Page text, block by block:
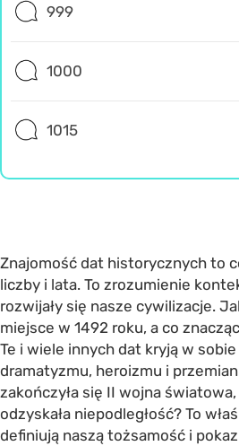
999
1000
1015
Znajomość dat historycznych to
liczby i lata. To zrozumienie
rozwijały się nasze cywilizacje.
miejsce w 1492 roku, a co
Te i wiele innych dat kryją w
dramatyzmu, heroizmu i
zakończyła się II wojna
odzyskała niepodległość? To
definiują naszą tożsamość i